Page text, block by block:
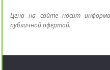
Цена на сайте носит
публичной офертой.